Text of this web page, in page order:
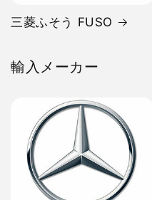
三菱ふそう FUSO
輸入メーカー